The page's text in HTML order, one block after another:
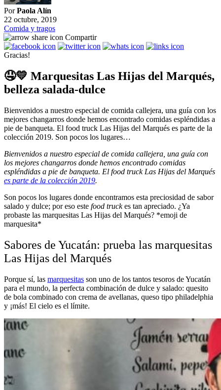
PorPaola Alín
22 octubre, 2019
Comida y tragos
Compartir
Gracias!
🤤💛 Marquesitas Las Hijas del Marqués,
belleza salada-dulce
Bienvenidos a nuestro especial de comida callejera, una guía con los
mejores changarros donde hemos encontrado comidas espléndidas a
pie de banqueta. El food truck Las Hijas del Marqués es parte de la
colección 2019. Son pocos los lugares…
Bienvenidos a nuestro especial de comida callejera, una guía con
los mejores changarros donde hemos encontrado comidas
espléndidas a pie de banqueta. El food truck Las Hijas del Marqués
es parte de la colección 2019.
Son pocos los lugares donde encontramos esta preciosidad de sabor
salado y dulce; por eso este food truckes tan apreciado. ¿Ya
probaste las marquesitas Las Hijas del Marqués? *emoji de
marquesita*
Sabores de Yucatán: prueba las marquesitas
Las Hijas del Marqués
Porque sí, las marquesitas son uno de los tantos tesoros de Yucatán
para el mundo, la perfecta combinación de dulce y salado: quesito
de bola combinado con crema de avellanas, queso tipo philadelphia
y ¡más! El cielo es el límite.